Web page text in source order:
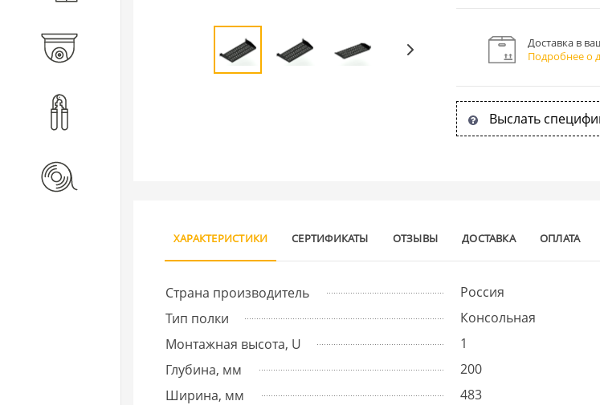
Доставка в
Подробнее о
Выслать
ХАРАКТЕРИСТИКИ СЕРТИФИКАТЫ ОТЗЫВЫ ДОСТАВКА ОПЛАТА
Страна производитель
Россия
Тип полки
Консольная
Монтажная высота, U
1
Глубина, мм
200
Ширина, мм
483